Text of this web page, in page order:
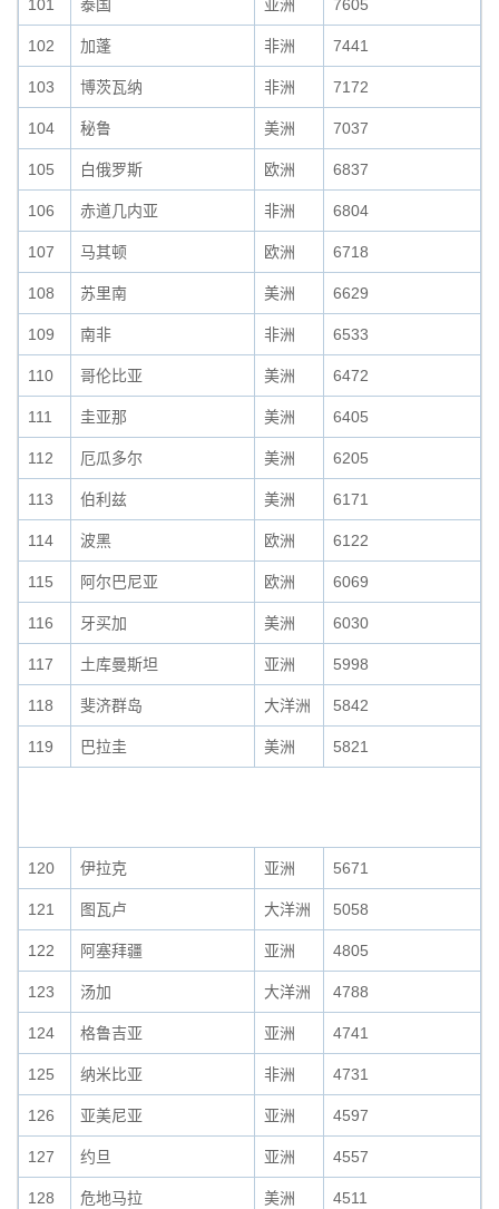
101 泰国 亚洲 7605
102 加蓬 非洲 7441
103 博茨瓦纳 非洲 7172
104 秘鲁 美洲 7037
105 白俄罗斯 欧洲 6837
106 赤道几内亚 非洲 6804
107 马其顿 欧洲 6718
108 苏里南 美洲 6629
109 南非 非洲 6533
110 哥伦比亚 美洲 6472
111 圭亚那 美洲 6405
112 厄瓜多尔 美洲 6205
113 伯利兹 美洲 6171
114 波黑 欧洲 6122
115 阿尔巴尼亚 欧洲 6069
116 牙买加 美洲 6030
117 土库曼斯坦 亚洲 5998
118 斐济群岛 大洋洲 5842
119 巴拉圭 美洲 5821
120 伊拉克 亚洲 5671
121 图瓦卢 大洋洲 5058
122 阿塞拜疆 亚洲 4805
123 汤加 大洋洲 4788
124 格鲁吉亚 亚洲 4741
125 纳米比亚 非洲 4731
126 亚美尼亚 亚洲 4597
127 约旦 亚洲 4557
128 危地马拉 美洲 4511